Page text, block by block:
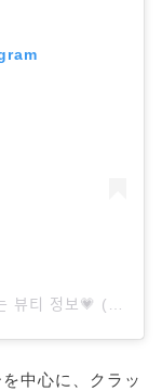
A post shared by 코코 / 다양하고 재밌는 뷰티 정보💗 (@c0c0_2020)
中心に、クラッ